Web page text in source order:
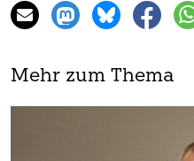
Mehr zum Thema